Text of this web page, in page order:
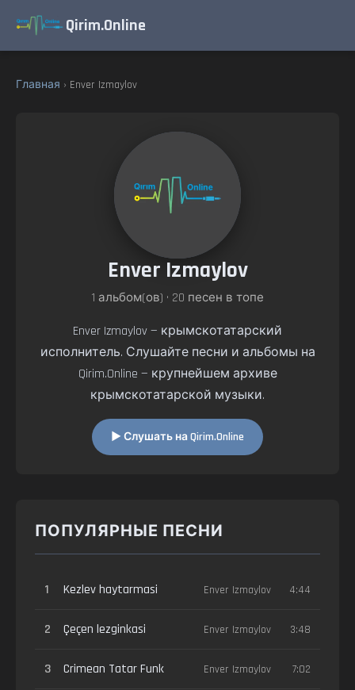
Qirim.Online
Главная › Enver Izmaylov
Enver Izmaylov
1 альбом(ов) • 20 песен в топе
Enver Izmaylov — крымскотатарский
исполнитель. Слушайте песни и альбомы на
Qirim.Online — крупнейшем архиве
крымскотатарской музыки.
▶ Слушать на Qirim.Online
ПОПУЛЯРНЫЕ ПЕСНИ
1 Kezlev haytarmasi Enver Izmaylov 4:44
2 Çeçen lezginkasi Enver Izmaylov 3:48
3 Crimean Tatar Funk Enver Izmaylov 7:02